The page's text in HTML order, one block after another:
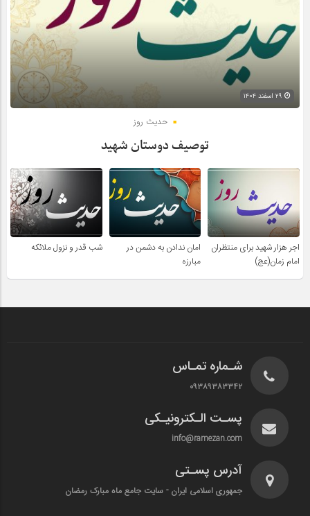
حدیث روز
توصیف دوستان شهید
اجر هزار شهید برای منتظران
امام زمان(عج)
امان ندادن به دشمن در
مبارزه
شب قدر و نزول ملائکه
شـماره تمـاس
۰۹۳۸۹۳۸۳۳۴۲
پسـت الـکترونیـکی
info@ramezan.com
آدرس پسـتی
جمهوری اسلامی ایران - سایت جامع ماه مبارک رمضان